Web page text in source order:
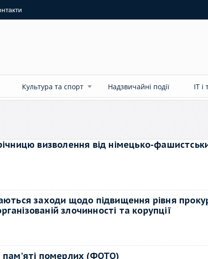
Культура та спорт Надзвичайні події ІТ і
визволення від німецько-
заходи щодо підвищення рівня
злочинності та корупції
померлих (ФОТО)